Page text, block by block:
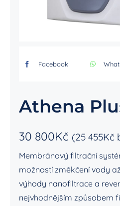
Facebook
Athena
30 800Kč (25 455Kč
Membránový filtrační
možností změkčení vody
výhody nanofiltrace a
nejvhodnějším způsobem